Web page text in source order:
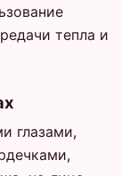
тепла и
глазами,